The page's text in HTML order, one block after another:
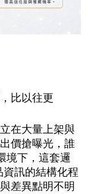
比以往更
在大量上架與
價搶曝光，誰
境下，這套邏
訊的結構化程
差異點明不明